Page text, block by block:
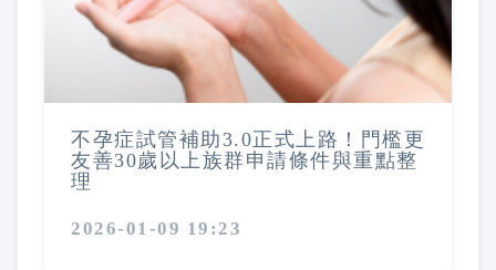
不孕症試管補助3.0正式上路！門檻更
友善30歲以上族群申請條件與重點整
理
2026-01-09 19:23